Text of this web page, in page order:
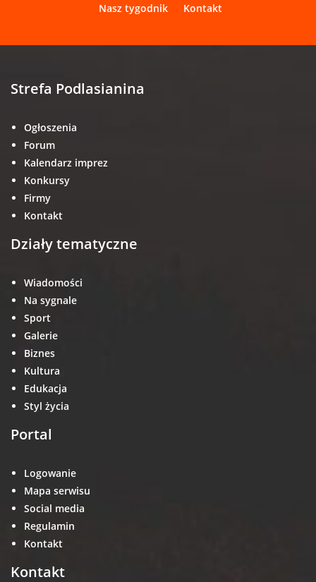
Nasz tygodnik
Kontakt
Strefa Podlasianina
Ogłoszenia
Forum
Kalendarz imprez
Konkursy
Firmy
Kontakt
Działy tematyczne
Wiadomości
Na sygnale
Sport
Galerie
Biznes
Kultura
Edukacja
Styl życia
Portal
Logowanie
Mapa serwisu
Social media
Regulamin
Kontakt
Kontakt